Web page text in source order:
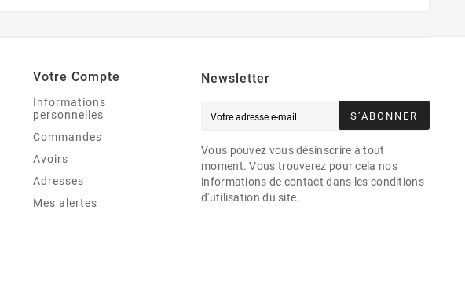
Votre Compte
Informations
personnelles
Commandes
Avoirs
Adresses
Mes alertes
Newsletter
S’ABONNER
Vous pouvez vous désinscrire à tout
moment. Vous trouverez pour cela nos
informations de contact dans les conditions
d'utilisation du site.